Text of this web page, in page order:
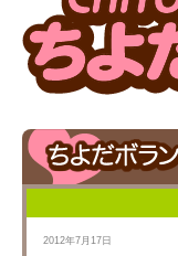
2012年7月17日